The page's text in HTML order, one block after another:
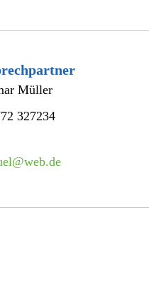
Müller
327234